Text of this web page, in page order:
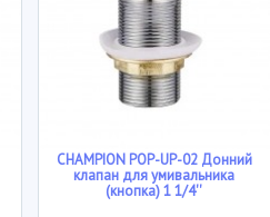
CHAMPION POP-UP-02 Донний
клапан для умивальника
(кнопка) 1 1/4''